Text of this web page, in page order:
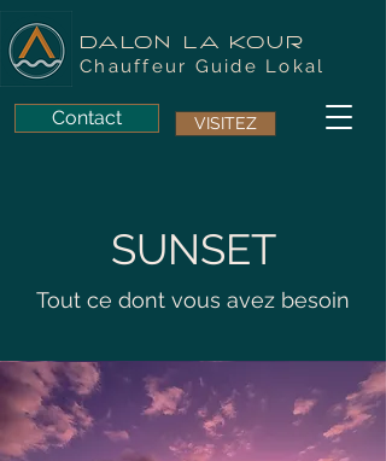
DALON LA KOUR
Chauffeur Guide Lokal
Contact VISITEZ
SUNSET
Tout ce dont vous avez besoin